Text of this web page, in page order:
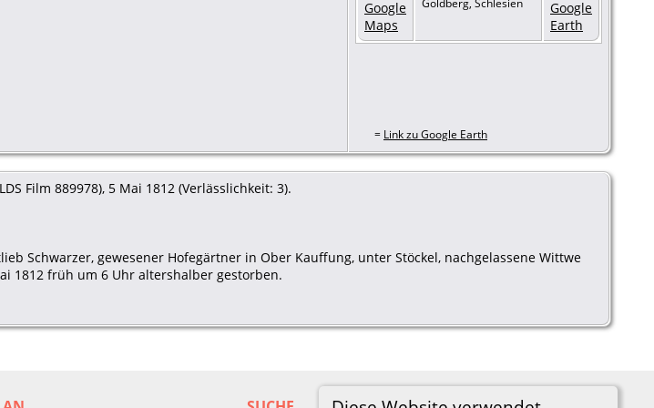
= Link zu Google Earth
Film 889978), 5 Mai 1812 (Verlässlichkeit: 3).
Schwarzer, gewesener Hofegärtner in Ober Kauffung, unter Stöckel, nachgelassene Wittwe
1812 früh um 6 Uhr altershalber gestorben.